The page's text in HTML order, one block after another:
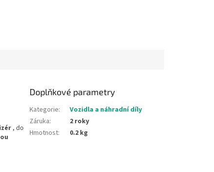
, do
Doplňkové parametry
Kategorie:
Vozidla a náhradní díly
Záruka:
2 roky
Hmotnost: 0.2 kg